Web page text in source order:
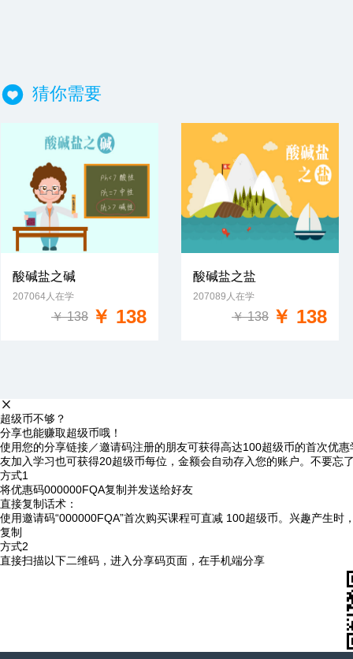
猜你需要
免费试学
酸碱盐之碱
207064人在学
￥ 138 ￥ 138
免费试学
酸碱盐之盐
207089人在学
￥ 138 ￥ 138
超级币不够？
分享也能赚取超级币哦！
使用您的分享链接／邀请码注册的朋友可获得高达100超级币的首次优
友加入学习也可获得20超级币每位，金额会自动存入您的账户。不要忘
方式1
将优惠码000000FQA复制并发送给好友
直接复制话术：
使用邀请码“000000FQA”首次购买课程可直减 100超级币。兴趣产生时
复制
方式2
直接扫描以下二维码，进入分享码页面，在手机端分享